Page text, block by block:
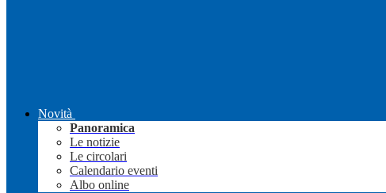
Novità
Panoramica
Le notizie
Le circolari
Calendario eventi
Albo online